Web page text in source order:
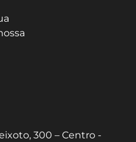
300 – Centro -